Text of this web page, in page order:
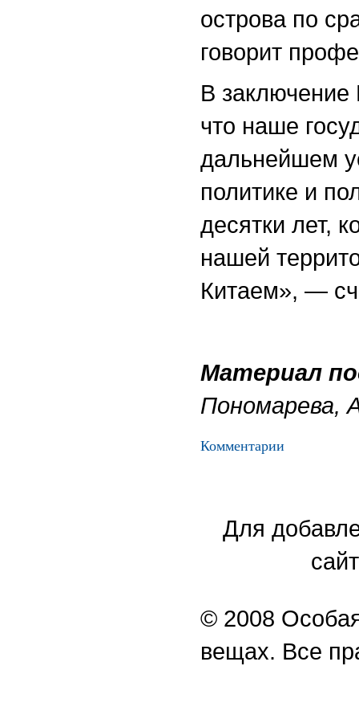
острова по
говорит
В заключение
что наше
дальнейшем
политике и
десятки лет,
нашей
Китаем», —
Материал
Пономарева,
Комментарии
Для
© 2008
вещах. Все